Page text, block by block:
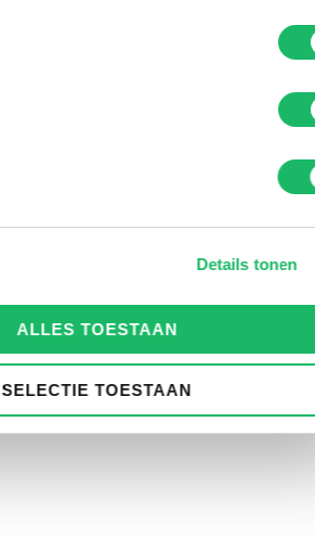
Details tonen
ALLES TOESTAAN
SELECTIE TOESTAAN